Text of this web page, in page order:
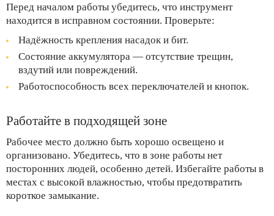
Перед началом работы убедитесь, что инструмент
находится в исправном состоянии. Проверьте:
Надёжность крепления насадок и бит.
Состояние аккумулятора — отсутствие трещин,
вздутий или повреждений.
Работоспособность всех переключателей и кнопок.
Работайте в подходящей зоне
Рабочее место должно быть хорошо освещено и
организовано. Убедитесь, что в зоне работы нет
посторонних людей, особенно детей. Избегайте работы в
местах с высокой влажностью, чтобы предотвратить
короткое замыкание.